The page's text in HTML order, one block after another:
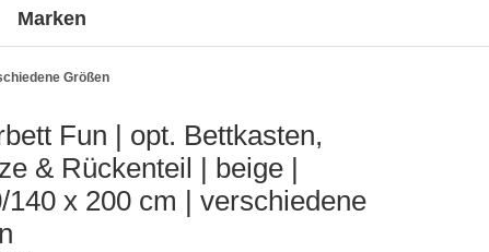
Marken
Größen
Fun | opt. Bettkasten,
& Rückenteil | beige |
140 x 200 cm | verschiedene